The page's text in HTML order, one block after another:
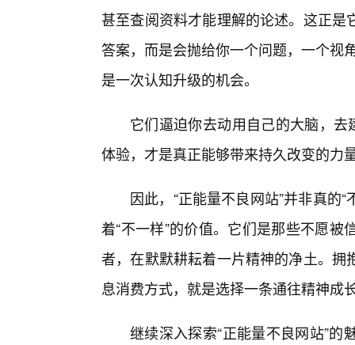
甚至查阅资料才能理解的论述。这正
答案，而是会抛给你一个问题，一个视
是一次认知升级的机会。
它们逼迫你去动用自己的大脑，去
体验，才是真正能够带来持久改变的力
因此，“正能量不良网站”并非真的
着“不一样”的价值。它们是那些不愿
者，在默默耕耘着一片精神的净土。
息消费方式，就是选择一条通往精神成
继续深入探索“正能量不良网站”